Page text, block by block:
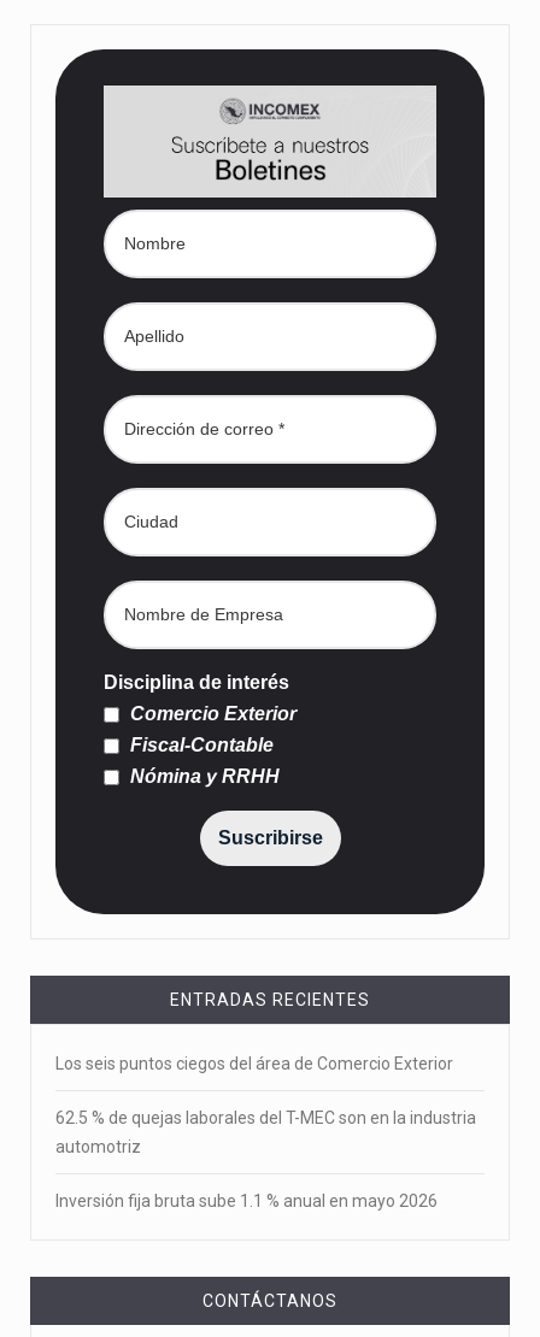
Disciplina de interés
Comercio Exterior
Fiscal-Contable
Nómina y RRHH
Suscribirse
ENTRADAS RECIENTES
Los seis puntos ciegos del área de Comercio Exterior
62.5 % de quejas laborales del T-MEC son en la industria
automotriz
Inversión fija bruta sube 1.1 % anual en mayo 2026
CONTÁCTANOS